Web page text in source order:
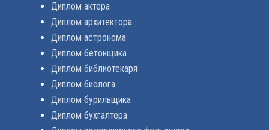
Диплом актера
Диплом архитектора
Диплом астронома
Диплом бетонщика
Диплом библиотекаря
Диплом биолога
Диплом бурильщика
Диплом бухгалтера